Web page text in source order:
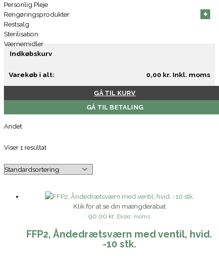
Personlig Pleje
Rengøringsprodukter
+
+
+
+
+
+
Restsalg
Sterilisation
Værnemidler
Indkøbskurv
Varekøb i alt: 0,00 kr. Inkl. moms
GÅ TIL KURV
GÅ TIL BETALING
Andet
Viser 1 resultat
Klik for at se din mængderabat
90,00 kr. Ekskl. moms
FFP2, Åndedrætsværn med ventil, hvid.
-10 stk.